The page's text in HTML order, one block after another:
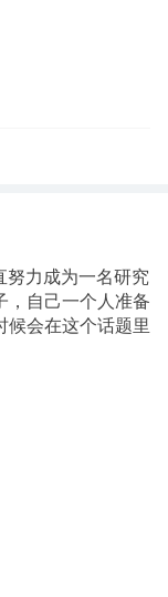
努力成为一名研究
，自己一个人准备
候会在这个话题里